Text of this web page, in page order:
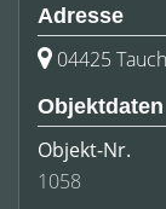
Adresse
04425
Objektdaten
Objekt-Nr.
1058